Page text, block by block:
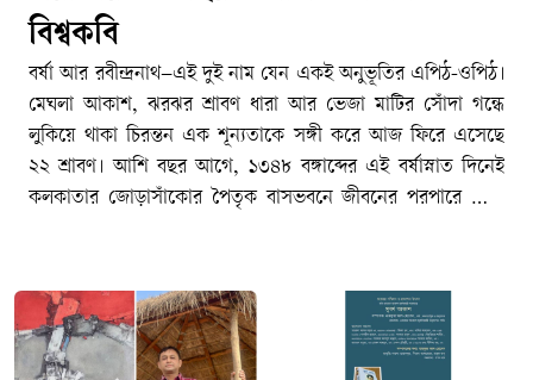
বিশ্বকবি
বর্ষা আর রবীন্দ্রনাথ–এই দুই নাম যেন একই অনুভূতির এপিঠ-ওপিঠ।
মেঘলা আকাশ, ঝরঝর শ্রাবণ ধারা আর ভেজা মাটির সোঁদা গন্ধে
লুকিয়ে থাকা চিরন্তন এক শূন্যতাকে সঙ্গী করে আজ ফিরে এসেছে
২২ শ্রাবণ। আশি বছর আগে, ১৩৪৮ বঙ্গাব্দের এই বর্ষাস্নাত দিনেই
কলকাতার জোড়াসাঁকোর পৈতৃক বাসভবনে জীবনের পরপারে পাড়ি
গেলেও বাঙালির হৃদয়ে তিনি এতটুকু পুরোনো হননি। জীবনের
অনাবিল আনন্দ, গভীর বেদনা, বিরহ-মিলন কিংবা প্রার্থনা–মানুষের
মনস্তাত্ত্বিক প্রতিচ্ছবির প্রতিটি নিবিড় কোণে আজও তিনি একইভাবে